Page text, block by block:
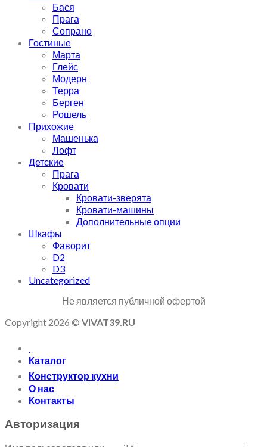
Бася
Прага
Сопрано
Гостиные
Марта
Глейс
Модерн
Терра
Берген
Рошель
Прихожие
Машенька
Лофт
Детские
Прага
Кровати
Кровати-зверята
Кровати-машины
Дополнительные опции
Шкафы
Фаворит
D2
D3
Uncategorized
Не является публичной офертой
Copyright 2026 © VIVAT39.RU
Каталог
Конструктор кухни
О нас
Контакты
Авторизация